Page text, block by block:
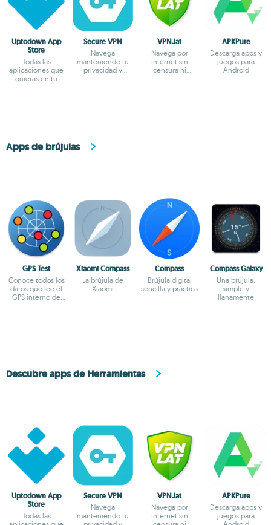
Uptodown App
Store
Todas las
aplicaciones que
quieras en tu
Secure VPN
Navega
manteniendo tu
privacidad y
VPN.lat
Navega por
Internet sin
censura ni
APKPure
Descarga apps y
juegos para
Android
Apps de brújulas
GPS Test
Conoce todos los
datos que lee el
GPS interno de
Xiaomi Compass
La brújula de
Xiaomi
Compass
Brújula digital
sencilla y práctica
Compass Galaxy
Una brújula,
simple y
llanamente
Descubre apps de Herramientas
Uptodown App
Store
Todas las
Secure VPN
Navega
manteniendo tu
VPN.lat
Navega por
Internet sin
APKPure
Descarga apps y
juegos para